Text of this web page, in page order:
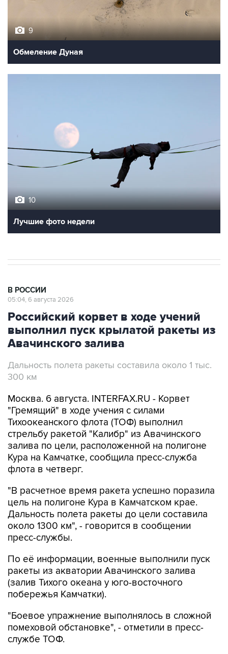
9
Обмеление Дуная
10
Лучшие фото недели
В РОССИИ
05:04, 6 августа 2026
Российский корвет в ходе учений
выполнил пуск крылатой ракеты из
Авачинского залива
Дальность полета ракеты составила около 1 тыс.
300 км
Москва. 6 августа. INTERFAX.RU - Корвет
"Гремящий" в ходе учения с силами
Тихоокеанского флота (ТОФ) выполнил
стрельбу ракетой "Калибр" из Авачинского
залива по цели, расположенной на полигоне
Кура на Камчатке, сообщила пресс-служба
флота в четверг.
"В расчетное время ракета успешно поразила
цель на полигоне Кура в Камчатском крае.
Дальность полета ракеты до цели составила
около 1300 км", - говорится в сообщении
пресс-службы.
По её информации, военные выполнили пуск
ракеты из акватории Авачинского залива
(залив Тихого океана у юго-восточного
побережья Камчатки).
"Боевое упражнение выполнялось в сложной
помеховой обстановке", - отметили в пресс-
службе ТОФ.